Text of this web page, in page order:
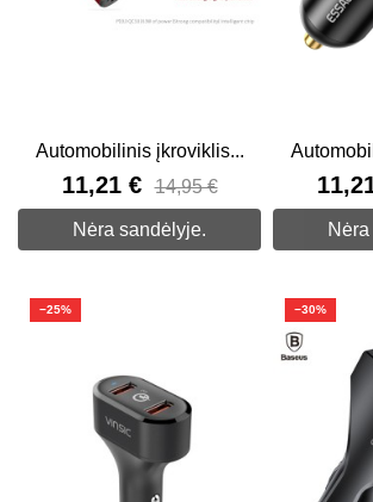
Automobilinis įkroviklis...
11,21 € 14,95 €
Nėra sandėlyje.
−25% −30%